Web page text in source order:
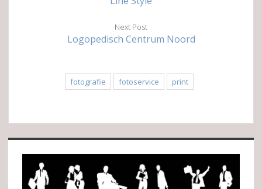
Next Post
Logopedisch Centrum Noord
fotografie fotoservice print
Sidebar